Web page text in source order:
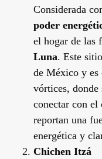
Considerada
poder
el hogar de las
Luna. Este
de México y es
vórtices, donde
conectar con el
reportan una
energética y
Chichen Itzá